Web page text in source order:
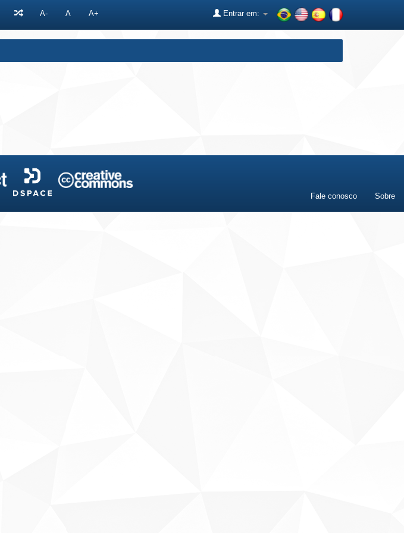
A- A A+ Entrar em:
Fale conosco Sobre